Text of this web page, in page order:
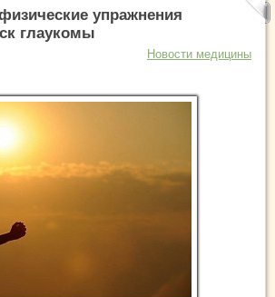
упражнения
глаукомы
Новости медицины